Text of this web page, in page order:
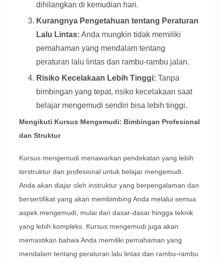
dihilangkan di kemudian hari.
Kurangnya Pengetahuan tentang Peraturan
Lalu Lintas: Anda mungkin tidak memiliki
pemahaman yang mendalam tentang
peraturan lalu lintas dan rambu-rambu jalan.
Risiko Kecelakaan Lebih Tinggi: Tanpa
bimbingan yang tepat, risiko kecelakaan saat
belajar mengemudi sendiri bisa lebih tinggi.
Mengikuti Kursus Mengemudi: Bimbingan Profesional
dan Struktur
Kursus mengemudi menawarkan pendekatan yang lebih
terstruktur dan profesional untuk belajar mengemudi.
Anda akan diajar oleh instruktur yang berpengalaman dan
bersertifikat yang akan membimbing Anda melalui semua
aspek mengemudi, mulai dari dasar-dasar hingga teknik
yang lebih kompleks. Kursus mengemudi juga akan
memastikan bahwa Anda memiliki pemahaman yang
mendalam tentang peraturan lalu lintas dan rambu-rambu